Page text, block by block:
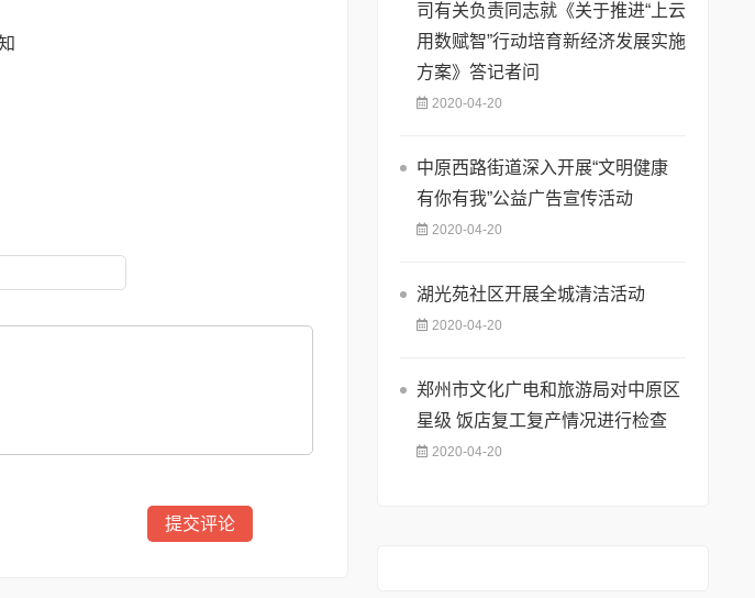
司有关负责同志就《关于推进“上云
用数赋智”行动培育新经济发展实施
方案》答记者问
2020-04-20
中原西路街道深入开展“文明健康
有你有我”公益广告宣传活动
2020-04-20
湖光苑社区开展全城清洁活动
2020-04-20
郑州市文化广电和旅游局对中原区
星级 饭店复工复产情况进行检查
2020-04-20